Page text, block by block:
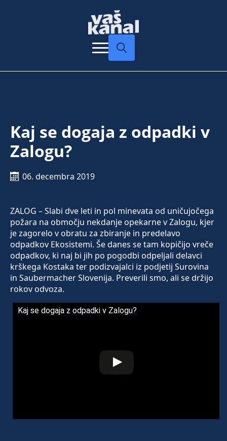
Kaj se dogaja z odpadki v
Zalogu?
06. decembra 2019
ZALOG – Slabi dve leti in pol minevata od uničujočega
požara na območju nekdanje opekarne v Zalogu, kjer
je zagorelo v obratu za zbiranje in predelavo
odpadkov Ekosistemi. Še danes se tam kopičijo vreče
odpadkov, ki naj bi jih po pogodbi odpeljali delavci
krškega Kostaka ter podizvajalci iz podjetij Surovina
in Saubermacher Slovenija. Preverili smo, ali se držijo
rokov odvoza.
Kaj se dogaja z odpadki v Zalogu?